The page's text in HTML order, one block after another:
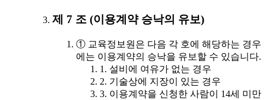
제 7 조 (이용계약 승낙의 유보)
① 교육정보원은 다음 각 호에 해당하는 경우
에는 이용계약의 승낙을 유보할 수 있습니다.
1. 설비에 여유가 없는 경우
2. 기술상에 지장이 있는 경우
3. 이용계약을 신청한 사람이 14세 미만